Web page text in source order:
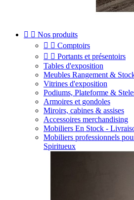
  Nos produits
  Comptoirs
  Portants et présentoirs
Tables d'exposition
Meubles Rangement &
Vitrines d'exposition
Podiums, Plateforme &
Armoires et gondoles
Miroirs, cabines & assises
Accessoires merchandising
Mobiliers En Stock -
Mobiliers professionnels
Spiritueux